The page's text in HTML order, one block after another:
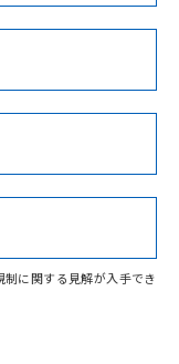
Cr(VI)
ます。
に関する見解が入手でき